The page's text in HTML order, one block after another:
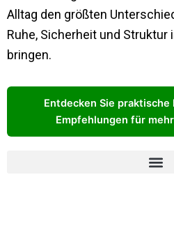
Alltag den größten
Ruhe, Sicherheit und Struktur
bringen.
Entdecken Sie
Empfehlungen für